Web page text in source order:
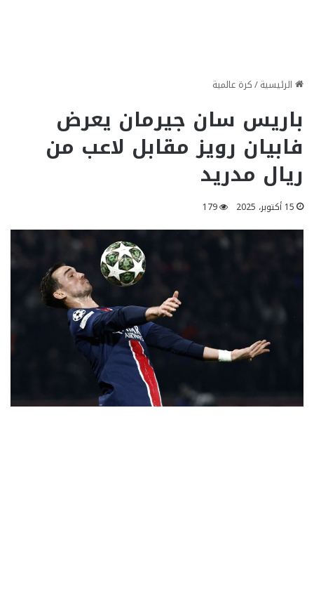
الرئيسية/كرة عالمية
باريس سان جيرمان يعرض
فابيان رويز مقابل لاعب من
ريال مدريد
15 أكتوبر، 2025 179